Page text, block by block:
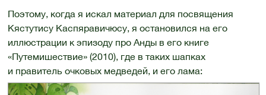
Поэтому, когда я искал материал для посвящения
Кястутису Каспяравичюсу, я остановился на его
иллюстрации к эпизоду про Анды в его книге
«Путемишествие» (2010), где в таких шапках
и правитель очковых медведей, и его лама: